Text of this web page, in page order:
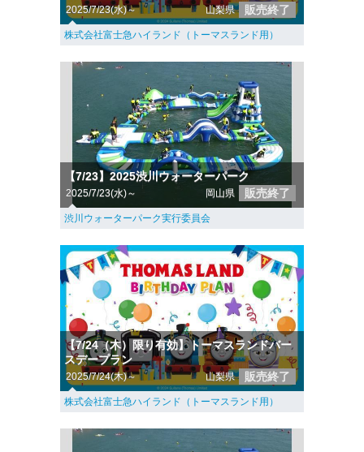
2025/7/23(水)～ 山梨県 販売終了
株式会社富士急ハイランド（トーマスランド用）
【7/23】2025渋川ウォーターパーク
2025/7/23(水)～ 岡山県 販売終了
渋川ウォーターパーク実行委員会
【7/24（木）限り有効】トーマスランドバー
スデープラン
2025/7/24(木)～ 山梨県 販売終了
株式会社富士急ハイランド（トーマスランド用）